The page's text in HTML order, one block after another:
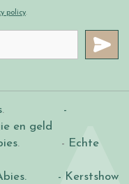
policy.
.
-
en geld
. - Echte
- Kerstshow